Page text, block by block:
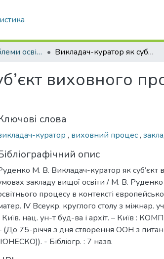
Актуальні проблеми освітнього процесу в контексті європейського вибору України: матеріали ІV Всеукраїнського круглого столу з міжнародною участю (17 листопада 2021 року) Викладач-куратор як суб’єкт виховного процесу в умовах закладу вищої освіти
виховного
слова
куратор , виховний процес,
опис
М. В. Викладач-куратор як суб’єкт
закладу вищої освіти / М. В.
процесу в контексті
ІV Всеукр. круглого столу з міжнар.
Київ. нац. ун-т буд-ва і архіт. – Київ :
(До 75-річчя з дня створення ООН з
- Бібліогр. : 7 назв.